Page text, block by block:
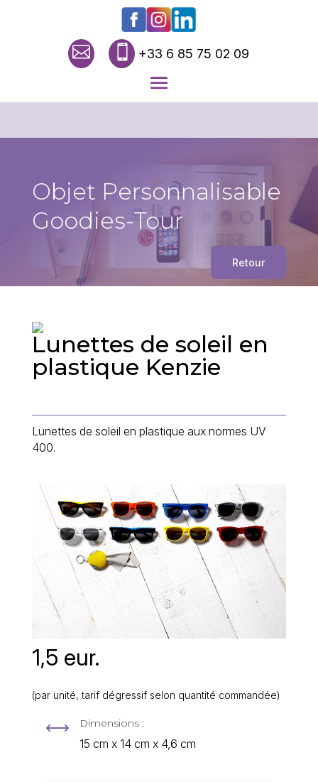
  +33 6 85 75 02 09
Objet Personnalisable
Goodies-Tour
Retour
1,5 eur.
(par unité, tarif dégressif selon quantité commandée)
Lunettes de soleil en
plastique Kenzie
Lunettes de soleil en plastique aux normes UV
400.
, Dimensions :
15 cm x 14 cm x 4,6 cm